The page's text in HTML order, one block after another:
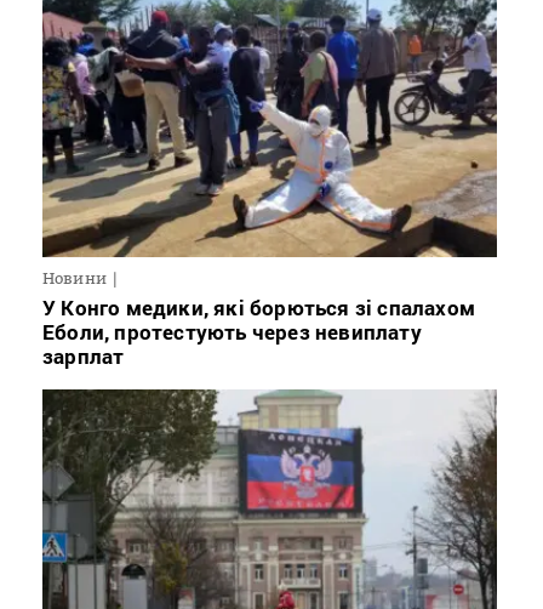
Новини
У Конго медики, які борються зі спалахом
Еболи, протестують через невиплату
зарплат